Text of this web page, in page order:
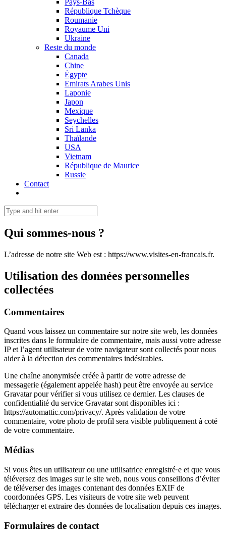
Pays-Bas
République Tchèque
Roumanie
Royaume Uni
Ukraine
Reste du monde
Canada
Chine
Égypte
Emirats Arabes Unis
Laponie
Japon
Mexique
Seychelles
Sri Lanka
Thaïlande
USA
Vietnam
République de Maurice
Russie
Contact
Qui sommes-nous ?
L’adresse de notre site Web est : https://www.visites-en-francais.fr.
Utilisation des données personnelles
collectées
Commentaires
Quand vous laissez un commentaire sur notre site web, les données
inscrites dans le formulaire de commentaire, mais aussi votre adresse
IP et l’agent utilisateur de votre navigateur sont collectés pour nous
aider à la détection des commentaires indésirables.
Une chaîne anonymisée créée à partir de votre adresse de
messagerie (également appelée hash) peut être envoyée au service
Gravatar pour vérifier si vous utilisez ce dernier. Les clauses de
confidentialité du service Gravatar sont disponibles ici :
https://automattic.com/privacy/. Après validation de votre
commentaire, votre photo de profil sera visible publiquement à coté
de votre commentaire.
Médias
Si vous êtes un utilisateur ou une utilisatrice enregistré·e et que vous
téléversez des images sur le site web, nous vous conseillons d’éviter
de téléverser des images contenant des données EXIF de
coordonnées GPS. Les visiteurs de votre site web peuvent
télécharger et extraire des données de localisation depuis ces images.
Formulaires de contact